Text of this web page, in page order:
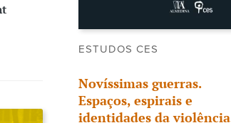
ESTUDOS CES
Novíssimas guerras.
Espaços, espirais e
identidades da violência